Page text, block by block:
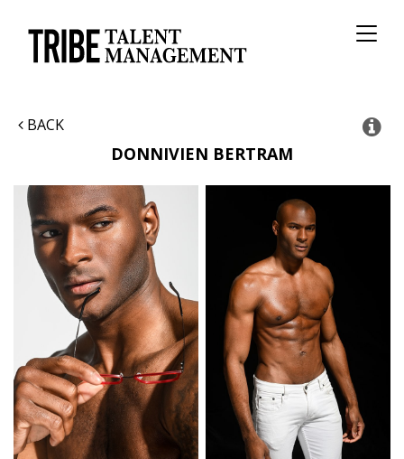
BACK
DONNIVIEN BERTRAM